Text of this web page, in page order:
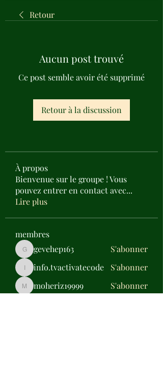
Retour
Aucun post trouvé
Ce post semble avoir été supprimé
Retour à la discussion
À propos
Bienvenue sur le groupe ! Vous
pouvez entrer en contact avec...
Lire plus
membres
gevehep163
gevehep163 S'abonner
info.tvactivatecode
info.tvactivatecode S'abonner
moheriz19999
moheriz19999
S'abonner